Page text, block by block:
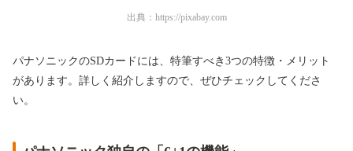
出典： https://pixabay.com
パナソニックのSDカードには、特筆すべき3つの特徴・メリット
があります。詳しく紹介しますので、ぜひチェックしてくださ
い。